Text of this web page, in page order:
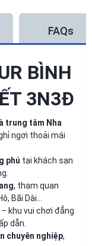
FAQs
BÌNH
3N3Đ
trung tâm Nha
ngơi thoải mái
phú tại khách sạn
, tham quan
Bãi Dài...
– khu vui chơi đẳng
dẫn.
chuyên nghiệp,